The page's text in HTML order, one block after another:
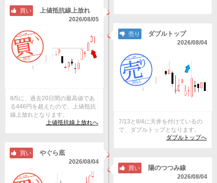
買い 上値抵抗線上放れ
2026/08/05
8/5に、過去20日間の最高値であ
る446円を超えたので、上値抵抗
線上放れとなります。
上値抵抗線上放れへ
売り ダブルトップ
2026/08/04
7/13と8/4に天井を付けているの
で、ダブルトップとなります。
ダブルトップへ
買い やぐら底
2026/08/04
買い 陽のつつみ線
2026/08/04